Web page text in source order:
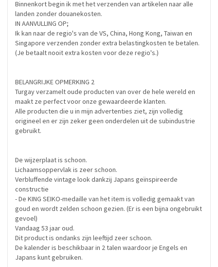
Binnenkort begin ik met het verzenden van artikelen naar alle
landen zonder douanekosten.
IN AANVULLING OP;
Ik kan naar de regio's van de VS, China, Hong Kong, Taiwan en
Singapore verzenden zonder extra belastingkosten te betalen.
(Je betaalt nooit extra kosten voor deze regio's.)
BELANGRIJKE OPMERKING 2
Turgay verzamelt oude producten van over de hele wereld en
maakt ze perfect voor onze gewaardeerde klanten.
Alle producten die u in mijn advertenties ziet, zijn volledig
origineel en er zijn zeker geen onderdelen uit de subindustrie
gebruikt.
De wijzerplaat is schoon.
Lichaamsoppervlak is zeer schoon.
Verbluffende vintage look dankzij Japans geïnspireerde
constructie
- De KING SEIKO-medaille van het item is volledig gemaakt van
goud en wordt zelden schoon gezien. (Er is een bijna ongebruikt
gevoel)
Vandaag 53 jaar oud.
Dit product is ondanks zijn leeftijd zeer schoon.
De kalender is beschikbaar in 2 talen waardoor je Engels en
Japans kunt gebruiken.